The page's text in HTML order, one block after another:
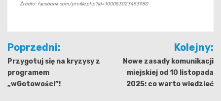
Źródło: facebook.com/profile.php?id=100053023453980
Nawigacja
wpisu
Poprzedni:
Przygotuj się na kryzysy z
programem
„wGotowości”!
Kolejny:
Nowe zasady komunikacji
miejskiej od 10 listopada
2025: co warto wiedzieć